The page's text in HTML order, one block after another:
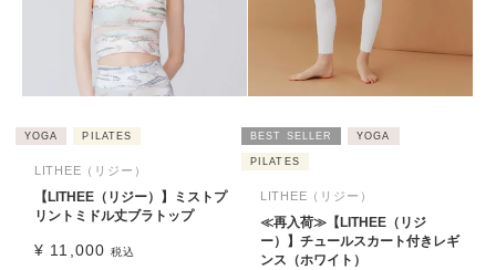
YOGA PILATES
LITHEE（リジー）
【LITHEE（リジー）】ミストプ
リントミドル丈ブラトップ
¥ 11,000 税込
BEST SELLER YOGA
PILATES
LITHEE（リジー）
≪再入荷≫【LITHEE（リジ
ー）】チュールスカート付きレギ
ンス（ホワイト）